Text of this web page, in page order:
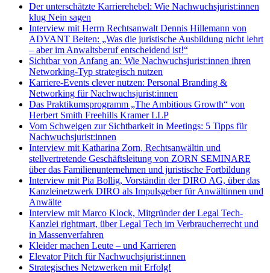
Der unterschätzte Karrierehebel: Wie Nachwuchsjurist:innen
klug Nein sagen
Interview mit Herrn Rechtsanwalt Dennis Hillemann von
ADVANT Beiten: „Was die juristische Ausbildung nicht lehrt
– aber im Anwaltsberuf entscheidend ist!“
Sichtbar von Anfang an: Wie Nachwuchsjurist:innen ihren
Networking-Typ strategisch nutzen
Karriere-Events clever nutzen: Personal Branding &
Networking für Nachwuchsjurist:innen
Das Praktikumsprogramm „The Ambitious Growth“ von
Herbert Smith Freehills Kramer LLP
Vom Schweigen zur Sichtbarkeit in Meetings: 5 Tipps für
Nachwuchsjurist:innen
Interview mit Katharina Zorn, Rechtsanwältin und
stellvertretende Geschäftsleitung von ZORN SEMINARE
über das Familienunternehmen und juristische Fortbildung
Interview mit Pia Bollig, Vorständin der DIRO AG, über das
Kanzleinetzwerk DIRO als Impulsgeber für Anwältinnen und
Anwälte
Interview mit Marco Klock, Mitgründer der Legal Tech-
Kanzlei rightmart, über Legal Tech im Verbraucherrecht und
in Massenverfahren
Kleider machen Leute – und Karrieren
Elevator Pitch für Nachwuchsjurist:innen
Strategisches Netzwerken mit Erfolg!